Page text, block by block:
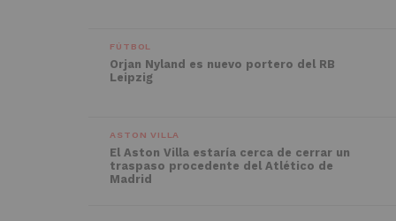
FÚTBOL
Orjan Nyland es nuevo portero del RB
Leipzig
ASTON VILLA
El Aston Villa estaría cerca de cerrar un
traspaso procedente del Atlético de
Madrid